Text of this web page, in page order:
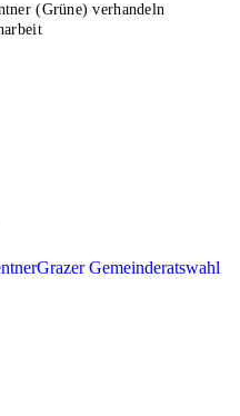
(Grüne) verhandeln
Grazer Gemeinderatswahl